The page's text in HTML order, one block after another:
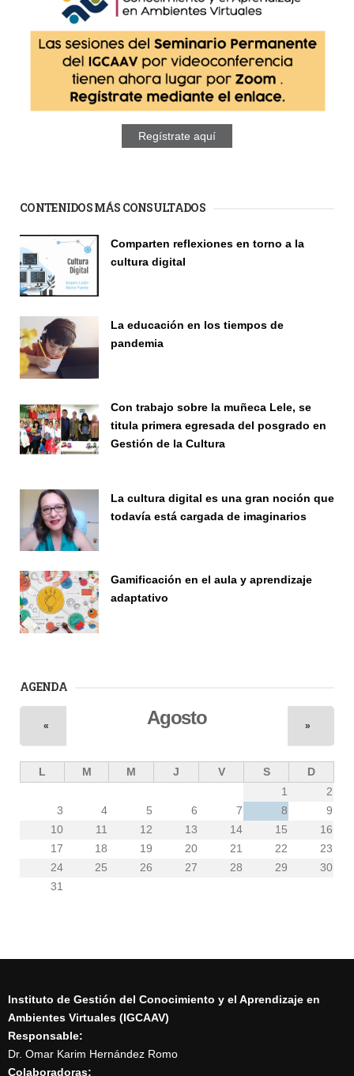
Regístrate aquí
CONTENIDOS MÁS CONSULTADOS
Comparten reflexiones en torno a la
cultura digital
La educación en los tiempos de
pandemia
Con trabajo sobre la muñeca Lele, se
titula primera egresada del posgrado en
Gestión de la Cultura
La cultura digital es una gran noción que
todavía está cargada de imaginarios
Gamificación en el aula y aprendizaje
adaptativo
AGENDA
Agosto
« »
L M M J V S
D
1
2
3
4 5 6 7 8
9
10
11 12 13 14 15
16
17
18 19 20 21 22
23
24
25 26 27 28 29
30
31
Instituto de Gestión del Conocimiento y el Aprendizaje en
Ambientes Virtuales (IGCAAV)
Responsable:
Dr. Omar Karim Hernández Romo
Colaboradoras: